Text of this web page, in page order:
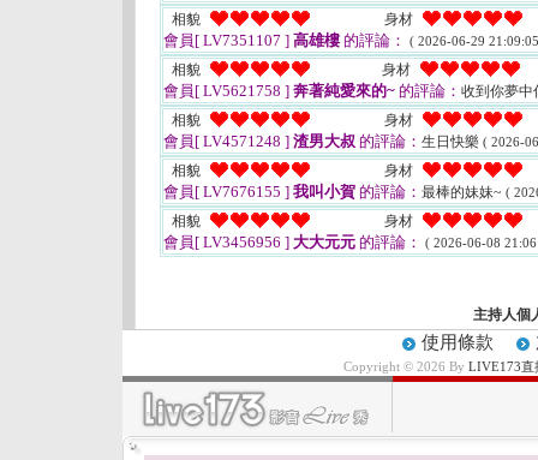
相貌
身材
會員[ LV7351107 ] 高雄樓的評論： ( 2026-06-29
相貌 身材
會員[ LV5621758 ] 奔著純愛來的~ 的評論： 收到你夢
相貌
身材
會員[ LV4571248 ] 渣男大叔 的評論： 生日快樂 ( 2026-
相貌 身材
會員[ LV7676155 ] 我叫小賀 的評論： 最棒的妹妹~ (
相貌 身材
會員[ LV3456956 ] 大大元元 的評論： ( 2026-06-08
主持人個
使用條款
Copyright © 2026 By LIVE173直